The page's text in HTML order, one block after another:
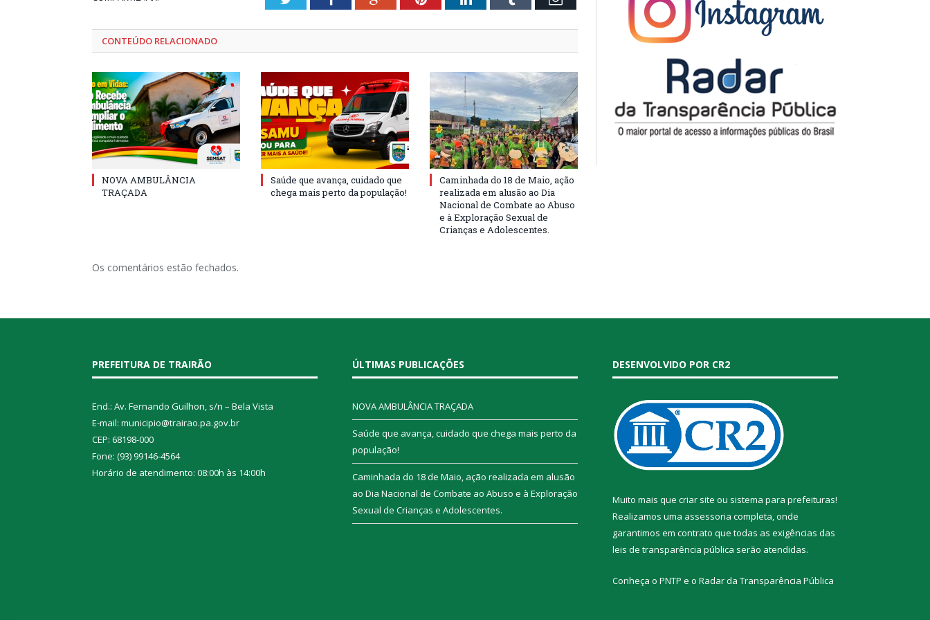
CONTEÚDO RELACIONADO
NOVA AMBULÂNCIA
TRAÇADA
Saúde que avança, cuidado que
chega mais perto da população!
Caminhada do 18 de Maio, ação
realizada em alusão ao Dia
Nacional de Combate ao Abuso
e à Exploração Sexual de
Crianças e Adolescentes.
Os comentários estão fechados.
PREFEITURA DE TRAIRÃO
End.: Av. Fernando Guilhon, s/n – Bela Vista
E-mail: municipio@trairao.pa.gov.br
CEP: 68198-000
Fone: (93) 99146-4564
Horário de atendimento: 08:00h às 14:00h
ÚLTIMAS PUBLICAÇÕES
NOVA AMBULÂNCIA TRAÇADA
Saúde que avança, cuidado que chega mais perto da
população!
Caminhada do 18 de Maio, ação realizada em alusão
ao Dia Nacional de Combate ao Abuso e à Exploração
Sexual de Crianças e Adolescentes.
DESENVOLVIDO POR CR2
Muito mais que criar site ou sistema para prefeituras!
Realizamos uma assessoria completa, onde
garantimos em contrato que todas as exigências das
leis de transparência pública serão atendidas.
Conheça o PNTP e o Radar da Transparência Pública